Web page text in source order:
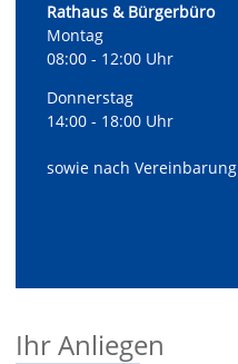
Rathaus & Bürgerbüro
Montag
08:00 - 12:00 Uhr
Donnerstag
14:00 - 18:00 Uhr
sowie nach Vereinbarung
Ihr Anliegen